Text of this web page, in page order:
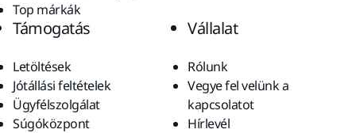
Top márkák
Támogatás
Letöltések
Jótállási feltételek
Ügyfélszolgálat
Súgóközpont
Vállalat
Rólunk
Vegye fel velünk a
kapcsolatot
Hírlevél